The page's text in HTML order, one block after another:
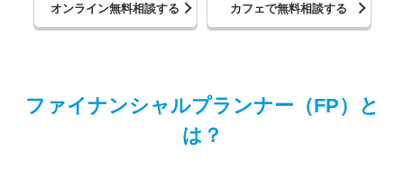
オンライン無料相談する カフェで無料相談する
ファイナンシャルプランナー（FP）と
は？